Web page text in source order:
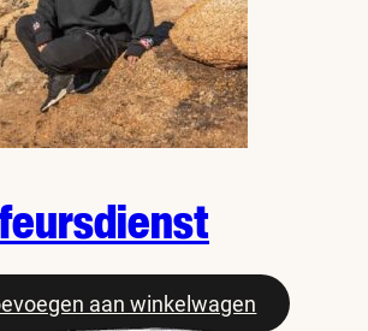
aan winkelwagen